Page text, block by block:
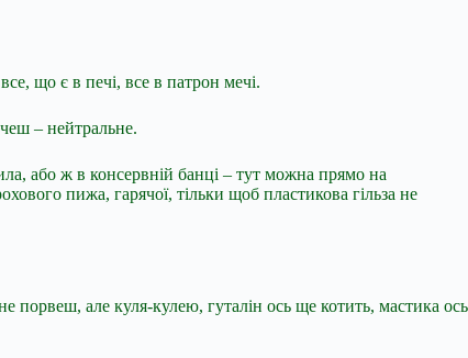
що є в печі, все в патрон мечі.
– нейтральне.
або ж в консервній банці – тут можна прямо на
пижа, гарячої, тільки щоб пластикова гільза не
порвеш, але куля-кулею, гуталін ось ще котить, мастика ось